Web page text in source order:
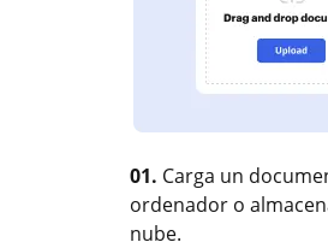
01. Carga un
ordenador o
nube.